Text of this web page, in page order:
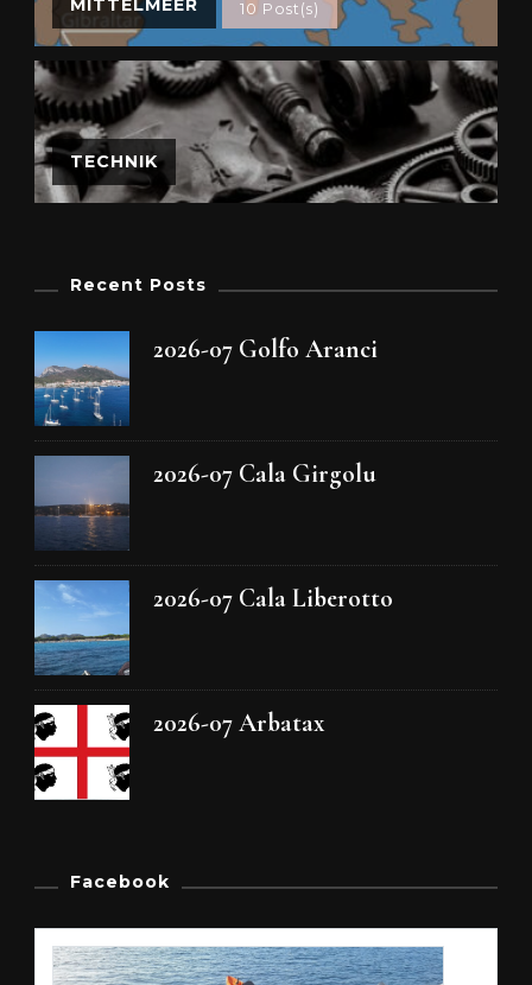
MITTELMEER 10 Post(s)
TECHNIK
Recent Posts
2026-07 Golfo Aranci
2026-07 Cala Girgolu
2026-07 Cala Liberotto
2026-07 Arbatax
Facebook